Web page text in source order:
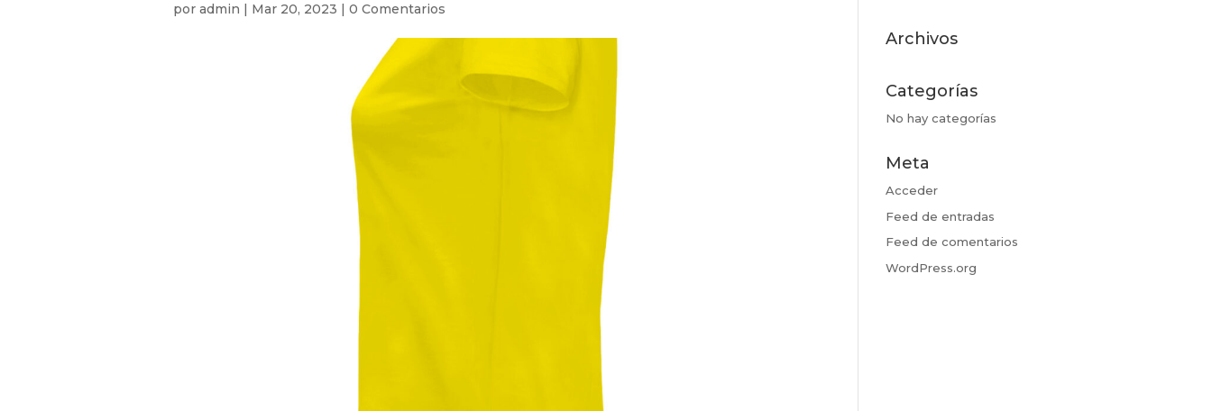
por admin | Mar 20, 2023 | 0 Comentarios
Archivos
Categorías
No hay categorías
Meta
Acceder
Feed de entradas
Feed de comentarios
WordPress.org